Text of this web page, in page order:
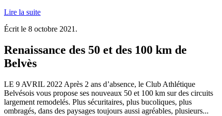
Lire la suite
Écrit le 8 octobre 2021 .
Renaissance des 50 et des 100 km de
Belvès
LE 9 AVRIL 2022 Après 2 ans d’absence, le Club Athlétique
Belvésois vous propose ses nouveaux 50 et 100 km sur des circuits
largement remodelés. Plus sécuritaires, plus bucoliques, plus
ombragés, dans des paysages toujours aussi agréables, plusieurs...